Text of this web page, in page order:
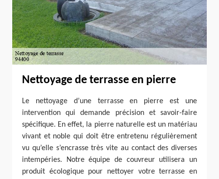
Nettoyage de terrasse en pierre
Le nettoyage d’une terrasse en pierre est une
intervention qui demande précision et savoir-faire
spécifique. En effet, la pierre naturelle est un matériau
vivant et noble qui doit être entretenu régulièrement
vu qu’elle s’encrasse très vite au contact des diverses
intempéries. Notre équipe de couvreur utilisera un
produit écologique pour nettoyer votre terrasse en